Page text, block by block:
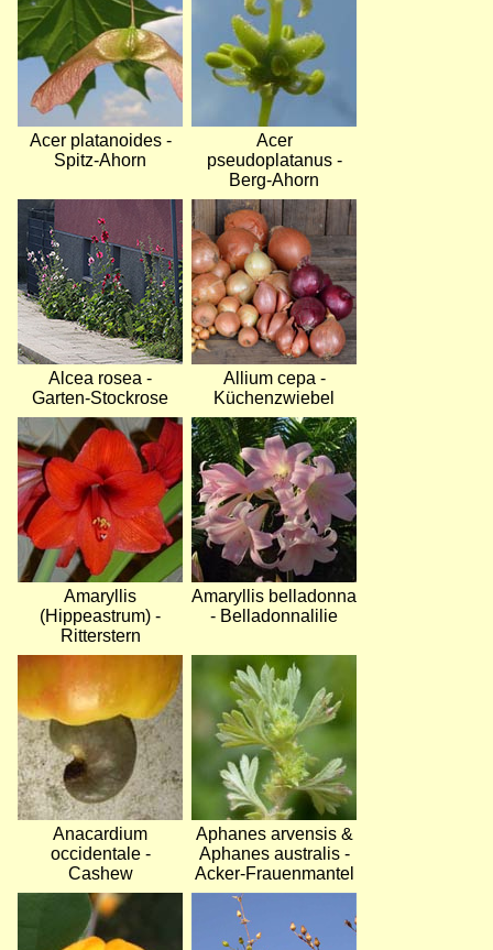
Acer platanoides -
Spitz-Ahorn
Acer
pseudoplatanus -
Berg-Ahorn
Bild
Alcea rosea -
Garten-Stockrose
Bild
Allium cepa -
Küchenzwiebel
Bild
Amaryllis
(Hippeastrum) -
Ritterstern
Bild
Amaryllis belladonna
- Belladonnalilie
Bild
Anacardium
occidentale -
Cashew
Aphanes arvensis &
Aphanes australis -
Acker-Frauenmantel